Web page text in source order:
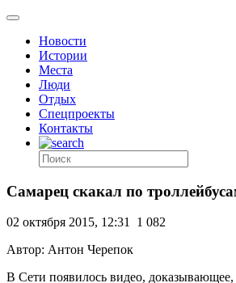
Новости
Истории
Места
Люди
Отдых
Спецпроекты
Контакты
Самарец скакал по
02 октября 2015, 12:31 1 082
Автор: Антон Черепок
В Сети появилось видео,